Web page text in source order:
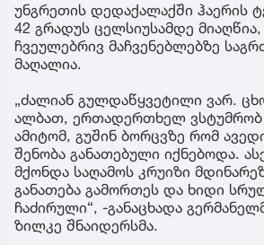
უნგრეთის დედაქალაქში ჰაერის
42 გრადუს ცელსიუსამდე
ჩვეულებრივ მაჩვენებლებზე
მაღალია.
„ძალიან გულდაწყვეტილი ვარ.
ალბათ, ერთადერთხელ ვსტუმრობ
ამიტომ, გუშინ ბორცვზე რომ
შენობა განათებული იქნებოდა.
მქონდა საღამოს კრუიზი
განათება გამორთეს და ხიდი
ჩაძირული“, -განაცხადა
ზილკე შნაიდერსმა.